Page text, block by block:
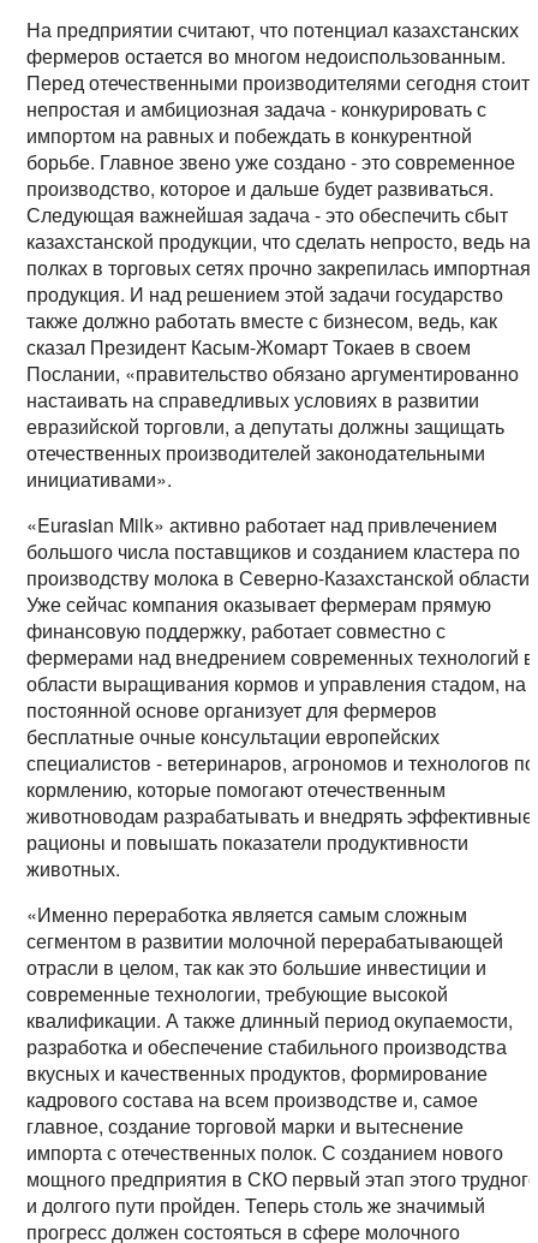
На предприятии считают, что потенциал казахстанских
фермеров остается во многом недоиспользованным.
Перед отечественными производителями сегодня стоит
непростая и амбициозная задача - конкурировать с
импортом на равных и побеждать в конкурентной
борьбе. Главное звено уже создано - это современное
производство, которое и дальше будет развиваться.
Следующая важнейшая задача - это обеспечить сбыт
казахстанской продукции, что сделать непросто, ведь на
полках в торговых сетях прочно закрепилась импортная
продукция. И над решением этой задачи государство
также должно работать вместе с бизнесом, ведь, как
сказал Президент Касым-Жомарт Токаев в своем
Послании, «правительство обязано аргументированно
настаивать на справедливых условиях в развитии
евразийской торговли, а депутаты должны защищать
отечественных производителей законодательными
инициативами».
«Eurasian Milk» активно работает над привлечением
большого числа поставщиков и созданием кластера по
производству молока в Северно-Казахстанской области.
Уже сейчас компания оказывает фермерам прямую
финансовую поддержку, работает совместно с
фермерами над внедрением современных технологий в
области выращивания кормов и управления стадом, на
постоянной основе организует для фермеров
бесплатные очные консультации европейских
специалистов - ветеринаров, агрономов и технологов по
кормлению, которые помогают отечественным
животноводам разрабатывать и внедрять эффективные
рационы и повышать показатели продуктивности
животных.
«Именно переработка является самым сложным
сегментом в развитии молочной перерабатывающей
отрасли в целом, так как это большие инвестиции и
современные технологии, требующие высокой
квалификации. А также длинный период окупаемости,
разработка и обеспечение стабильного производства
вкусных и качественных продуктов, формирование
кадрового состава на всем производстве и, самое
главное, создание торговой марки и вытеснение
импорта с отечественных полок. С созданием нового
мощного предприятия в СКО первый этап этого
и долгого пути пройден. Теперь столь же значимый
прогресс должен состояться в сфере молочного